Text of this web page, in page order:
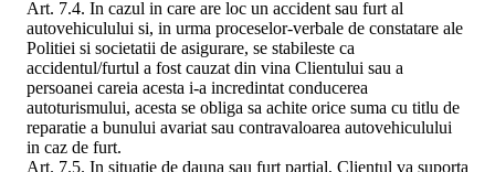
Art. 7.4. In cazul in care are loc un accident sau furt al
autovehiculului si, in urma proceselor-verbale de constatare ale
Politiei si societatii de asigurare, se stabileste ca
accidentul/furtul a fost cauzat din vina Clientului sau a
persoanei careia acesta i-a incredintat conducerea
autoturismului, acesta se obliga sa achite orice suma cu titlu de
reparatie a bunului avariat sau contravaloarea autovehiculului
in caz de furt.
Art. 7.5. In situatie de dauna sau furt partial, Clientul va suporta